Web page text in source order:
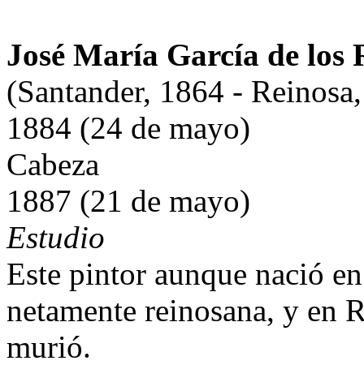
José María García de los
(Santander, 1864 -
1884 (24 de mayo)
Cabeza
1887 (21 de mayo)
Estudio
Este pintor aunque nació
netamente reinosana, y en
murió.